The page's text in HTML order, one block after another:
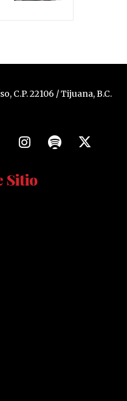
C.P. 22106 / Tijuana, B.C.
Sitio